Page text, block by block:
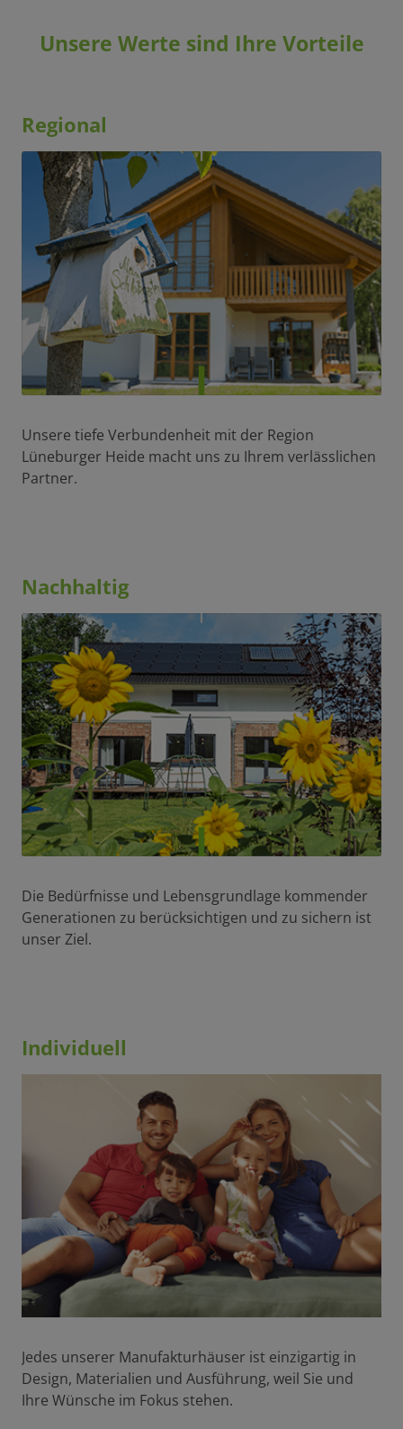
Unsere Werte sind Ihre Vorteile
Regional
Unsere tiefe Verbundenheit mit der Region
Lüneburger Heide macht uns zu Ihrem verlässlichen
Partner.
Nachhaltig
Die Bedürfnisse und Lebensgrundlage kommender
Generationen zu berücksichtigen und zu sichern ist
unser Ziel.
Individuell
Jedes unserer Manufakturhäuser ist einzigartig in
Design, Materialien und Ausführung, weil Sie und
Ihre Wünsche im Fokus stehen.